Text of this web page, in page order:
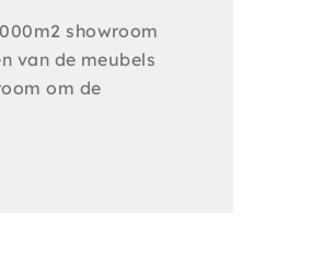
showroom
van de meubels
om de